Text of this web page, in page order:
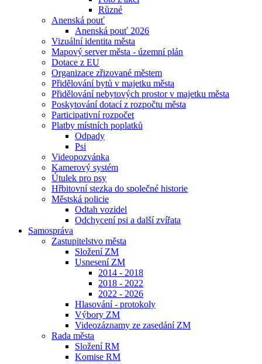
Různé
Anenská pouť
Anenská pouť 2026
Vizuální identita města
Mapový server města - územní plán
Dotace z EU
Organizace zřizované městem
Přidělování bytů v majetku města
Přidělování nebytových prostor v majetku města
Poskytování dotací z rozpočtu města
Participativní rozpočet
Platby místních poplatků
Odpady
Psi
Videopozvánka
Kamerový systém
Útulek pro psy
Hřbitovní stezka do společné historie
Městská policie
Odtah vozidel
Odchycení psi a další zvířata
Samospráva
Zastupitelstvo města
Složení ZM
Usnesení ZM
2014 - 2018
2018 - 2022
2022 - 2026
Hlasování - protokoly
Výbory ZM
Videozáznamy ze zasedání ZM
Rada města
Složení RM
Komise RM